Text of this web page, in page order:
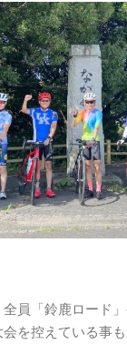
員「鈴鹿ロード
を控えている事